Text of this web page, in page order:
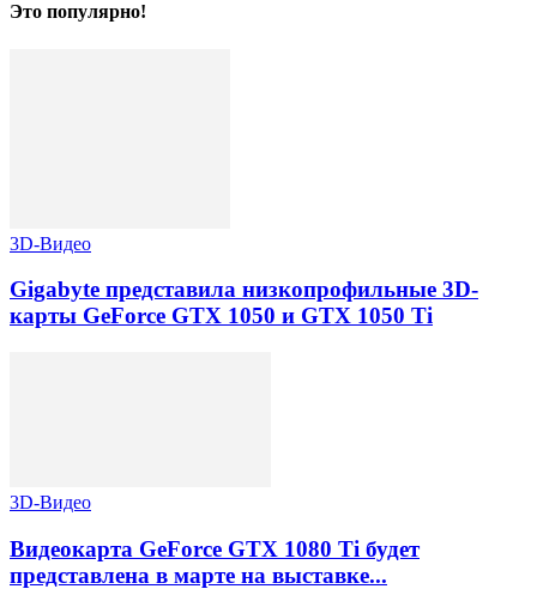
Это популярно!
3D-Видео
Gigabyte представила низкопрофильные 3D-
карты GeForce GTX 1050 и GTX 1050 Ti
3D-Видео
Видеокарта GeForce GTX 1080 Ti будет
представлена в марте на выставке...